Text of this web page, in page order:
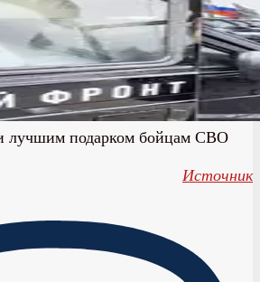
лучшим подарком бойцам СВО
Источник